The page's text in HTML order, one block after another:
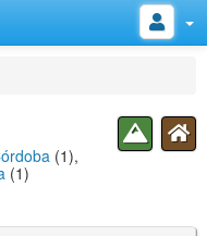
(1),
(1)